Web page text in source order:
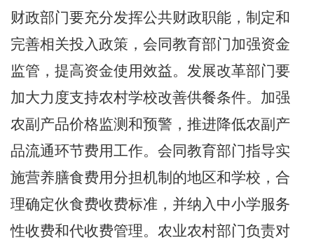
财政部门要充分发挥公共财政职能，制定和
完善相关投入政策，会同教育部门加强资金
监管，提高资金使用效益。发展改革部门要
加大力度支持农村学校改善供餐条件。加强
农副产品价格监测和预警，推进降低农副产
品流通环节费用工作。会同教育部门指导实
施营养膳食费用分担机制的地区和学校，合
理确定伙食费收费标准，并纳入中小学服务
性收费和代收费管理。农业农村部门负责对